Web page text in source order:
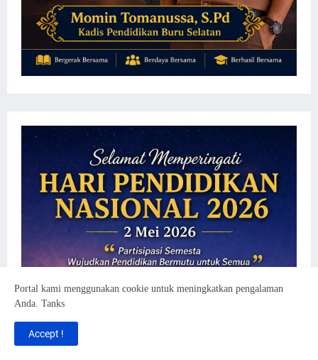
Portal kami menggunakan cookie untuk meningkatkan pengalaman
Anda. Tanks
Accept !